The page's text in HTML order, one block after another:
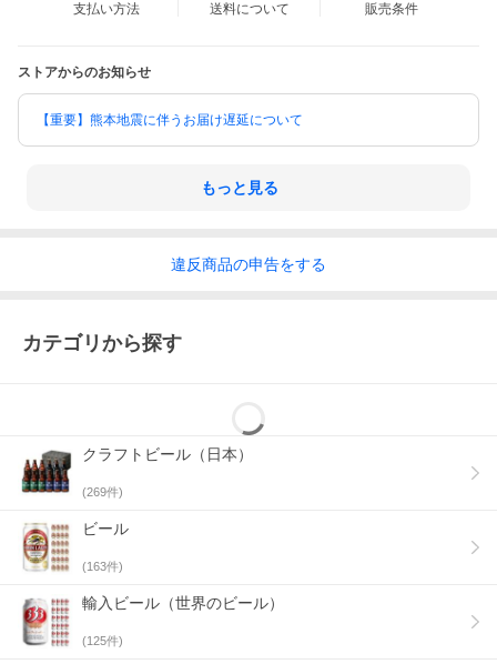
支払い方法 送料について 販売条件
ストアからのお知らせ
【重要】熊本地震に伴うお届け遅延について
もっと見る
違反商品の申告をする
カテゴリから探す
クラフトビール（日本）
(269件)
ビール
(163件)
輸入ビール（世界のビール）
(125件)